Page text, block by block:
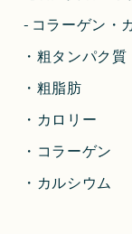
-コラーゲン・